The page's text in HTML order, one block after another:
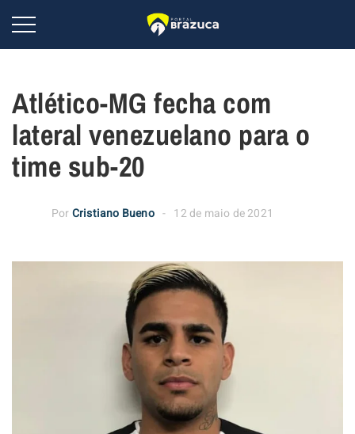
Atlético-MG fecha com
lateral venezuelano para o
time sub-20
PorCristiano Bueno 12 de maio de 2021